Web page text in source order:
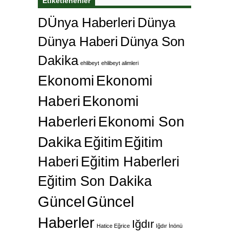
DÜnya Haberleri Dünya
Dünya Haberi Dünya Son
Dakika ehlibeyt ehlibeyt alimleri
Ekonomi Ekonomi
Haberi Ekonomi
Haberleri Ekonomi Son
Dakika Eğitim Eğitim
Haberi Eğitim Haberleri
Eğitim Son Dakika
GüncelGüncel
Haberler Hatice Eğrice Iğdır Iğdır İnönü